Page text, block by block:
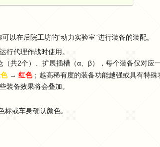
以在后院工坊的“动力实验室”进行装备的装配。
行代理作战时使用。
共2个）、扩展插槽（α、β），每个装备仅对应
→红色；越高稀有度的装备功能越强或具有特殊
装备效果将会叠加。
标或车身确认颜色。